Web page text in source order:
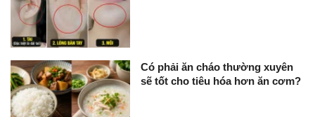
Có phải ăn cháo thường xuyên
sẽ tốt cho tiêu hóa hơn ăn cơm?